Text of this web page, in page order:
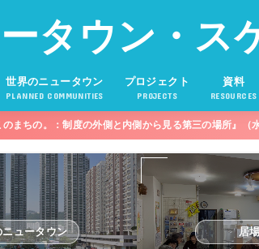
タウン・ス
世界のニュータウン
PLANNED COMMUNITIES
プロジェクト
PROJECTS
資料
RESOURCES
のまちの。：制度の外側と内側から見る第三の場所』（
ュータウン 居